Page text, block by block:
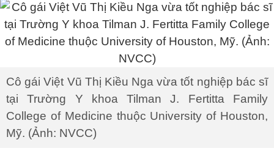
Cô gái Việt Vũ Thị Kiều Nga vừa tốt nghiệp bác sĩ
tại Trường Y khoa Tilman J. Fertitta Family
College of Medicine thuộc University of Houston,
Mỹ. (Ảnh: NVCC)